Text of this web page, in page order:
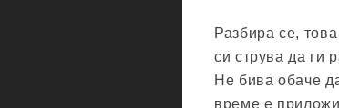
Разбира се,
си струва да ги
Не бива обаче
време е